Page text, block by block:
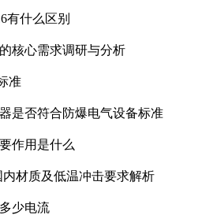
有什么区别
核心需求调研与分析
准
是否符合防爆电气设备标准
作用是什么
内材质及低温冲击要求解析
少电流